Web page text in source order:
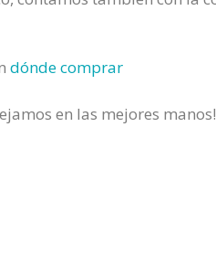
dónde comprar
en las mejores manos!